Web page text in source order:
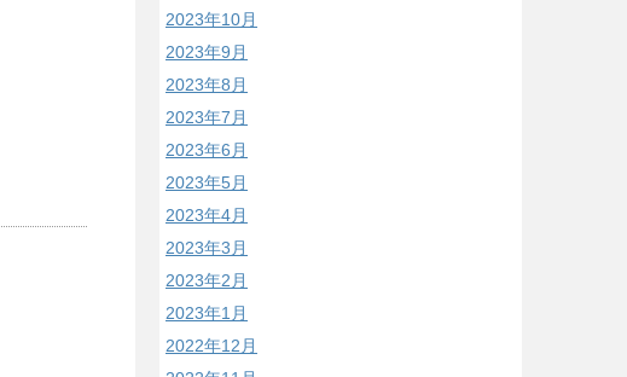
2023年10月
2023年9月
2023年8月
2023年7月
2023年6月
2023年5月
2023年4月
2023年3月
2023年2月
2023年1月
2022年12月